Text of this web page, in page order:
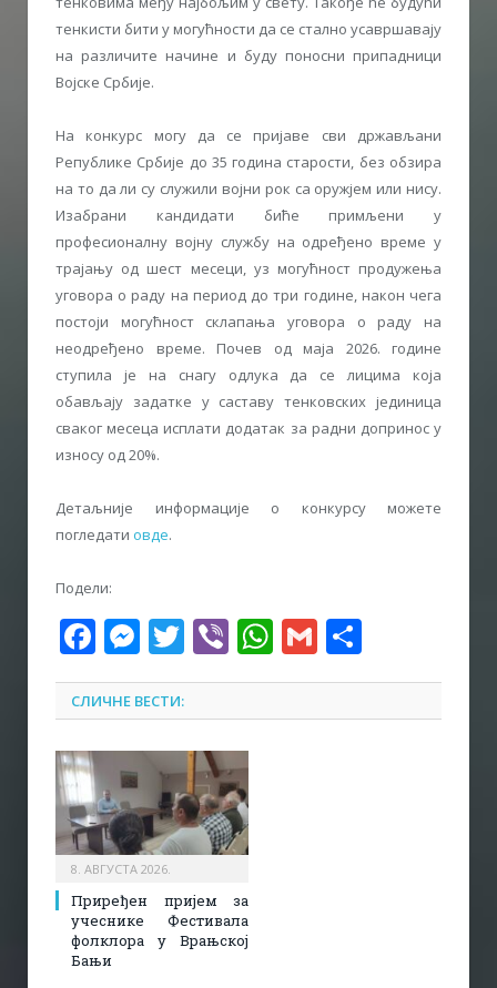
тенкисти бити у могућности да се стално усавршавају
на различите начине и буду поносни припадници
Војске Србије.
На конкурс могу да се пријаве сви држављани
Републике Србије до 35 година старости, без обзира
на то да ли су служили војни рок са оружјем или нису.
Изабрани кандидати биће примљени у
професионалну војну службу на одређено време у
трајању од шест месеци, уз могућност продужења
уговора о раду на период до три године, након чега
постоји могућност склапања уговора о раду на
неодређено време. Почев од маја 2026. године
ступила је на снагу одлука да се лицима која
обављају задатке у саставу тенковских јединица
сваког месеца исплати додатак за радни допринос у
износу од 20%.
Детаљније информације о конкурсу можете
погледати овде.
Подели:
Facebook
Messenger
Twitter
ViberWhatsApp
Gmail
СЛИЧНЕ ВЕСТИ:
8. АВГУСТА 2026.
Приређен пријем за
учеснике Фестивала
фолклора у Врањској
Бањи